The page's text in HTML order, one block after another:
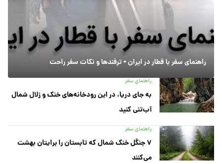
راهنمای سفر با قطار در ایران + ترفندها و نکات سفر راحت
راهنمای سفر
به جای دریا، در این رودخانه‌های خنک و زلال شمال
آب‌تنی کنید
راهنمای سفر
۷ جنگل خنک شمال که تابستان را برایتان بهشت
می‌کنند